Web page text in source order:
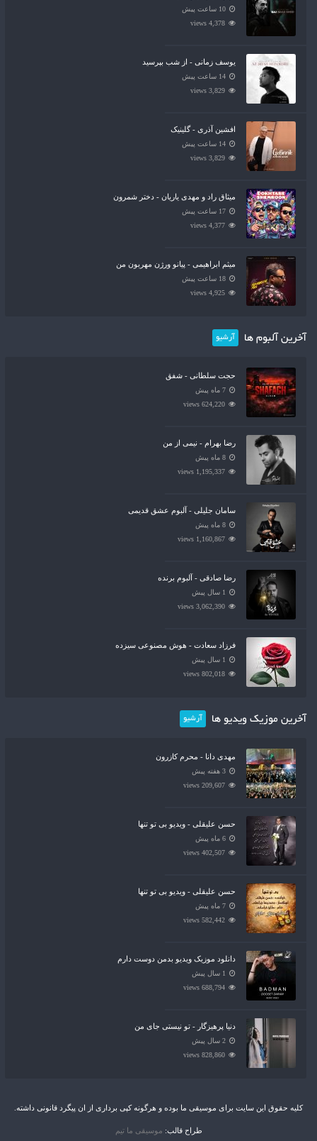
10 ساعت پیش
4,378 views
یوسف زمانی - از شب بپرسید
14 ساعت پیش
3,829 views
افشین آذری - گلینیک
14 ساعت پیش
3,829 views
میثاق راد و مهدی یاریان - دختر شمرون
17 ساعت پیش
4,377 views
میثم ابراهیمی - پیانو ورژن مهربون من
18 ساعت پیش
4,925 views
آخرین آلبوم ها آرشیو
حجت سلطانی - شفق
7 ماه پیش
624,220 views
رضا بهرام - نیمی از من
8 ماه پیش
1,195,337 views
سامان جلیلی - آلبوم عشق قدیمی
8 ماه پیش
1,160,867 views
رضا صادقی - آلبوم برنده
1 سال پیش
3,062,390 views
فرزاد سعادت - هوش مصنوعی سیزده
1 سال پیش
802,018 views
آخرین موزیک ویدیو ها آرشیو
مهدی دانا - محرم کازرون
3 هفته پیش
209,607 views
حسن علیقلی - ویدیو بی تو تنها
6 ماه پیش
402,507 views
حسن علیقلی - ویدیو بی تو تنها
7 ماه پیش
582,442 views
دانلود موزیک ویدیو بدمن دوست دارم
1 سال پیش
688,794 views
دنیا پرهیزگار - تو نیستی جای من
2 سال پیش
828,860 views
کلیه حقوق این سایت برای موسیقی ما بوده و هرگونه کپی برداری از ان پیگرد قانونی داشته.
طراح قالب: موسیقی ما تیم